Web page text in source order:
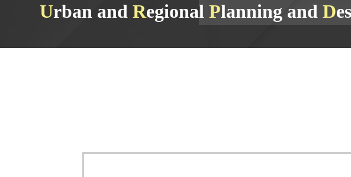
Urban andRegionalPlanning andD